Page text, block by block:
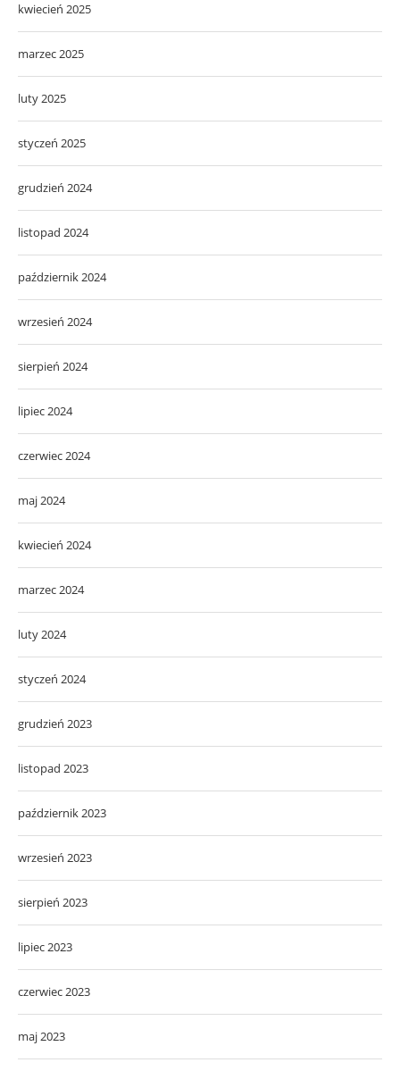
kwiecień 2025
marzec 2025
luty 2025
styczeń 2025
grudzień 2024
listopad 2024
październik 2024
wrzesień 2024
sierpień 2024
lipiec 2024
czerwiec 2024
maj 2024
kwiecień 2024
marzec 2024
luty 2024
styczeń 2024
grudzień 2023
listopad 2023
październik 2023
wrzesień 2023
sierpień 2023
lipiec 2023
czerwiec 2023
maj 2023